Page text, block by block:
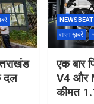
दल
NEWSBEAT
ताज़ा ख़बरें
एक बार
V4 और
कीमत